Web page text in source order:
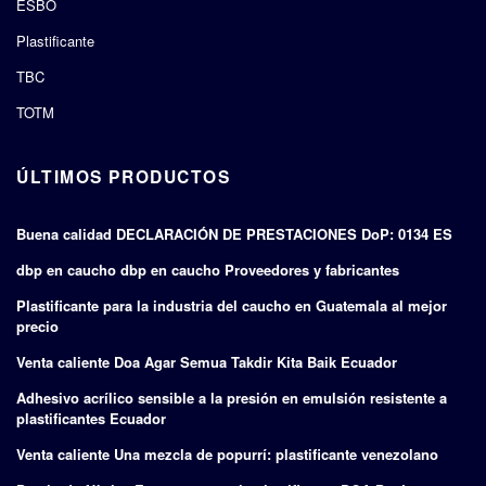
ESBO
Plastificante
TBC
TOTM
ÚLTIMOS PRODUCTOS
Buena calidad DECLARACIÓN DE PRESTACIONES DoP: 0134 ES
dbp en caucho dbp en caucho Proveedores y fabricantes
Plastificante para la industria del caucho en Guatemala al mejor
precio
Venta caliente Doa Agar Semua Takdir Kita Baik Ecuador
Adhesivo acrílico sensible a la presión en emulsión resistente a
plastificantes Ecuador
Venta caliente Una mezcla de popurrí: plastificante venezolano